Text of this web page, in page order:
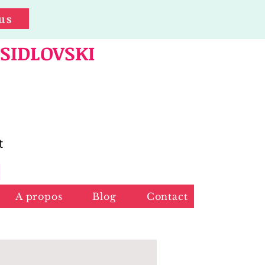
A propos Blog Contact